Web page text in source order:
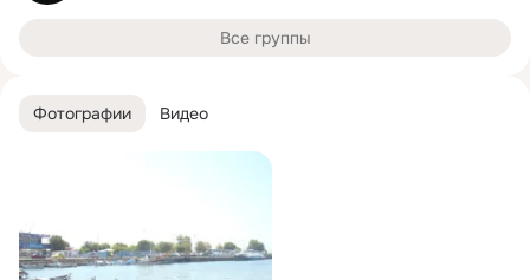
Фотографии Видео
Все группы